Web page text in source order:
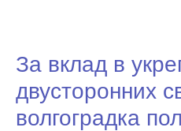
За вклад в
двусторонних
волгоградка